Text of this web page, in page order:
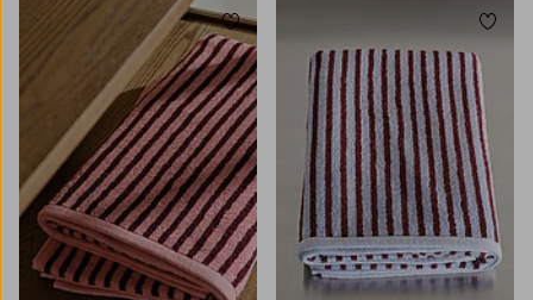
Dodaj do ulubionych